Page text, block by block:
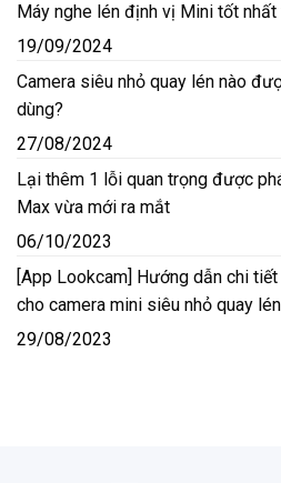
Máy nghe lén định vị Mini tốt
19/09/2024
Camera siêu nhỏ quay lén nào
dùng?
27/08/2024
Lại thêm 1 lỗi quan trọng được
Max vừa mới ra mắt
06/10/2023
[App Lookcam] Hướng dẫn chi
cho camera mini siêu nhỏ quay lén
29/08/2023